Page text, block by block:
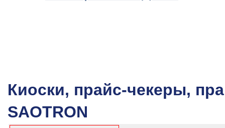
Киоски, прайс-чекеры,
SAOTRON